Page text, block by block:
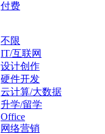
付费
不限
IT/互联网
设计创作
硬件开发
云计算/大数据
升学/留学
Office
网络营销